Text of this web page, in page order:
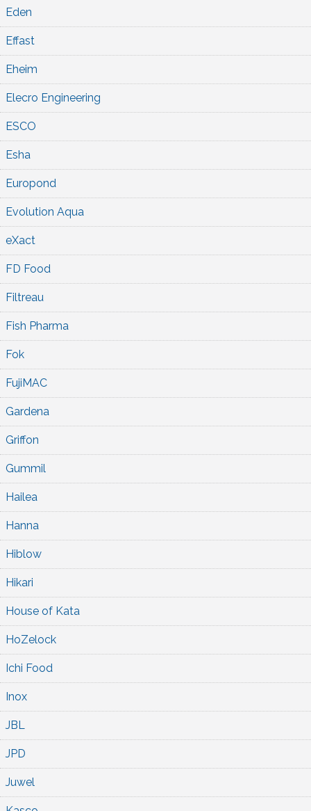
Eden
Effast
Eheim
Elecro Engineering
ESCO
Esha
Europond
Evolution Aqua
eXact
FD Food
Filtreau
Fish Pharma
Fok
FujiMAC
Gardena
Griffon
Gummil
Hailea
Hanna
Hiblow
Hikari
House of Kata
HoZelock
Ichi Food
Inox
JBL
JPD
Juwel